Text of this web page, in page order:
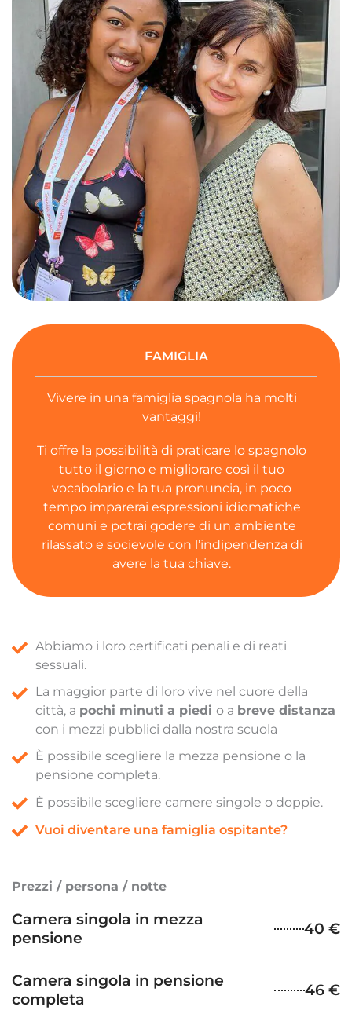
FAMIGLIA
Vivere in una famiglia spagnola ha molti
vantaggi!
Ti offre la possibilità di praticare lo spagnolo
tutto il giorno e migliorare così il tuo
vocabolario e la tua pronuncia, in poco
tempo imparerai espressioni idiomatiche
comuni e potrai godere di un ambiente
rilassato e socievole con l’indipendenza di
avere la tua chiave.
Abbiamo i loro certificati penali e di reati
sessuali.
La maggior parte di loro vive nel cuore della
città, a pochi minuti a piedi o a breve distanza
con i mezzi pubblici dalla nostra scuola
È possibile scegliere la mezza pensione o la
pensione completa.
È possibile scegliere camere singole o doppie.
Vuoi diventare una famiglia ospitante?
Prezzi / persona / notte
Camera singola in mezza
pensione
40 €
Camera singola in pensione
completa
46 €